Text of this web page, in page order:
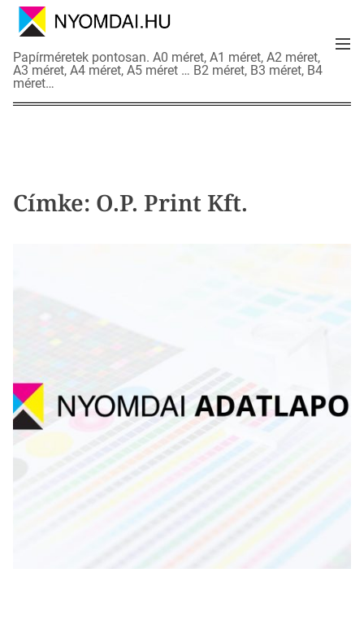
N
y
o
m
d
Papírméretek pontosan. A0 méret, A1 méret, A2 méret,
A3 méret, A4 méret, A5 méret … B2 méret, B3 méret, B4
méret…
M
Címke: O.P. Print Kft.